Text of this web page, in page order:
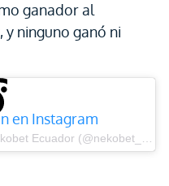
ganador al
y ninguno ganó ni
en Instagram